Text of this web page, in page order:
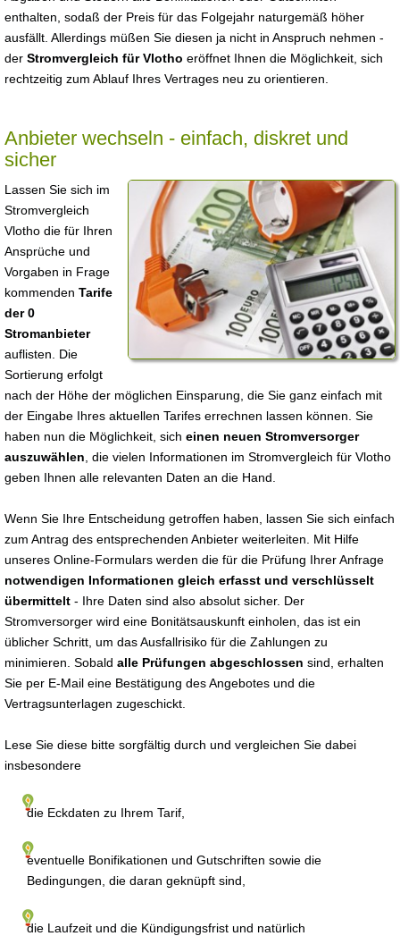
enthalten, sodaß der Preis für das Folgejahr naturgemäß höher
ausfällt. Allerdings müßen Sie diesen ja nicht in Anspruch nehmen -
der Stromvergleich für Vlotho eröffnet Ihnen die Möglichkeit, sich
rechtzeitig zum Ablauf Ihres Vertrages neu zu orientieren.
Anbieter wechseln - einfach, diskret und
sicher
Lassen Sie sich im
Stromvergleich
Vlotho die für Ihren
Ansprüche und
Vorgaben in Frage
kommenden Tarife
der 0
Stromanbieter
auflisten. Die
Sortierung erfolgt
nach der Höhe der möglichen Einsparung, die Sie ganz einfach mit
der Eingabe Ihres aktuellen Tarifes errechnen lassen können. Sie
haben nun die Möglichkeit, sich einen neuen Stromversorger
auszuwählen , die vielen Informationen im Stromvergleich für Vlotho
geben Ihnen alle relevanten Daten an die Hand.
Wenn Sie Ihre Entscheidung getroffen haben, lassen Sie sich einfach
zum Antrag des entsprechenden Anbieter weiterleiten. Mit Hilfe
unseres Online-Formulars werden die für die Prüfung Ihrer Anfrage
notwendigen Informationen gleich erfasst und verschlüsselt
übermittelt - Ihre Daten sind also absolut sicher. Der
Stromversorger wird eine Bonitätsauskunft einholen, das ist ein
üblicher Schritt, um das Ausfallrisiko für die Zahlungen zu
minimieren. Sobald alle Prüfungen abgeschlossen sind, erhalten
Sie per E-Mail eine Bestätigung des Angebotes und die
Vertragsunterlagen zugeschickt.
Lese Sie diese bitte sorgfältig durch und vergleichen Sie dabei
insbesondere
die Eckdaten zu Ihrem Tarif,
eventuelle Bonifikationen und Gutschriften sowie die
Bedingungen, die daran geknüpft sind,
die Laufzeit und die Kündigungsfrist und natürlich